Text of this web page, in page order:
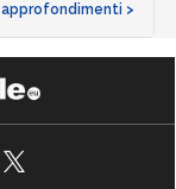
>